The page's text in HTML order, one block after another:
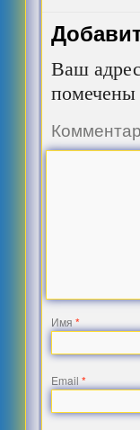
Ваш
помечены
Имя*
Email*